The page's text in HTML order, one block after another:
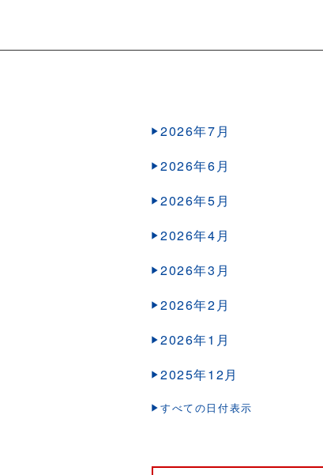
2026年7月
2026年6月
2026年5月
2026年4月
2026年3月
2026年2月
2026年1月
2025年12月
すべての日付表示